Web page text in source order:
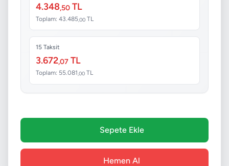
4.348,50 TL
Toplam: 43.485,00 TL
15 Taksit
3.672,07 TL
Toplam: 55.081 ,00 TL
Sepete Ekle
Hemen Al